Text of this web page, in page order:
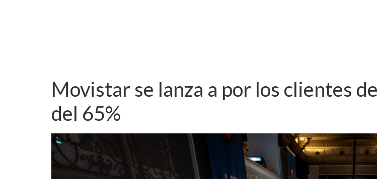
Movistar se lanza a por los clientes
del 65%